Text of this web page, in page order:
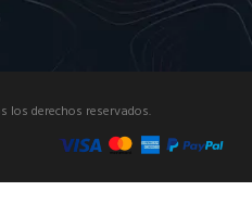
los derechos reservados.